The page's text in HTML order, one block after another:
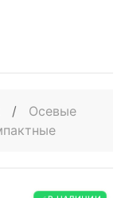
/
Осевые